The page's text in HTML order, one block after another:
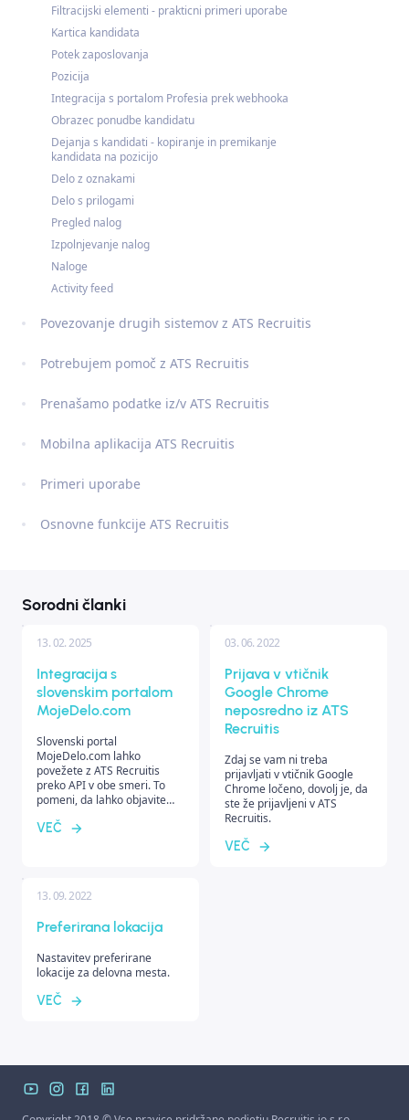
Filtracijski elementi - prakticni primeri uporabe
Kartica kandidata
Potek zaposlovanja
Pozicija
Integracija s portalom Profesia prek webhooka
Obrazec ponudbe kandidatu
Dejanja s kandidati - kopiranje in premikanje
kandidata na pozicijo
Delo z oznakami
Delo s prilogami
Pregled nalog
Izpolnjevanje nalog
Naloge
Activity feed
Povezovanje drugih sistemov z ATS Recruitis
Potrebujem pomoč z ATS Recruitis
Prenašamo podatke iz/v ATS Recruitis
Mobilna aplikacija ATS Recruitis
Primeri uporabe
Osnovne funkcije ATS Recruitis
Sorodni članki
13. 02. 2025
Integracija s
slovenskim portalom
MojeDelo.com
Slovenski portal
MojeDelo.com lahko
povežete z ATS Recruitis
preko API v obe smeri. To
pomeni, da lahko objavite
iz Recruitis na portal, prav
VEČ
03. 06. 2022
Prijava v vtičnik
Google Chrome
neposredno iz ATS
Recruitis
Zdaj se vam ni treba
prijavljati v vtičnik Google
Chrome ločeno, dovolj je, da
ste že prijavljeni v ATS
Recruitis.
VEČ
13. 09. 2022
Preferirana lokacija
Nastavitev preferirane
lokacije za delovna mesta.
VEČ